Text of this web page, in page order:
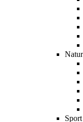
Sport